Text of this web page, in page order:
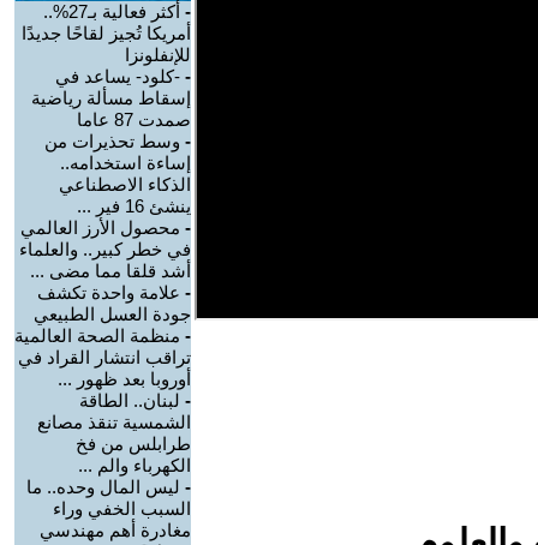
-
أكثر فعالية بـ27%..
أمريكا تُجيز لقاحًا جديدًا
للإنفلونزا
- -كلود- يساعد في
إسقاط مسألة رياضية
صمدت 87 عاما
- وسط تحذيرات من
إساءة استخدامه..
الذكاء الاصطناعي
ينشئ 16 فير ...
- محصول الأرز العالمي
في خطر كبير.. والعلماء
أشد قلقا مما مضى ...
- علامة واحدة تكشف
جودة العسل الطبيعي
- منظمة الصحة العالمية
تراقب انتشار القراد في
أوروبا بعد ظهور ...
- لبنان.. الطاقة
الشمسية تنقذ مصانع
طرابلس من فخ
الكهرباء والم ...
- ليس المال وحده.. ما
السبب الخفي وراء
مغادرة أهم مهندسي